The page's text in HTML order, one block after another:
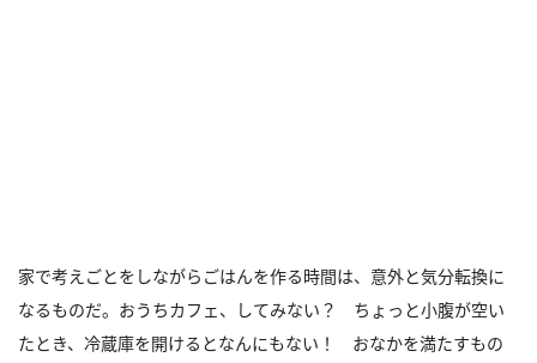
家で考えごとをしながらごはんを作る時間は、意外と気分転換に
なるものだ。おうちカフェ、してみない？ ちょっと小腹が空い
たとき、冷蔵庫を開けるとなんにもない！ おなかを満たすもの